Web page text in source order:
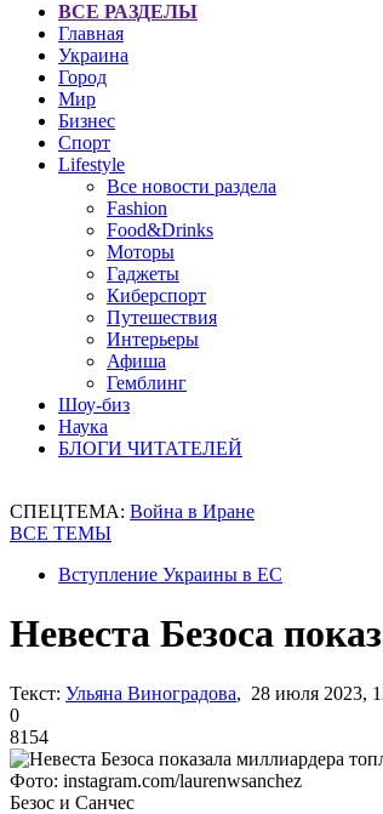
ВСЕ РАЗДЕЛЫ
Главная
Украина
Город
Мир
Бизнес
Спорт
Lifestyle
Все новости раздела
Fashion
Food&Drinks
Моторы
Гаджеты
Киберспорт
Путешествия
Интерьеры
Афиша
Гемблинг
Шоу-биз
Наука
БЛОГИ ЧИТАТЕЛЕЙ
СПЕЦТЕМА: Война в Иране
ВСЕ ТЕМЫ
Вступление Украины в ЕС
Невеста Безоса
Текст: Ульяна Виноградова, 28 июля 2023,
0
8154
Фото: instagram.com/laurenwsanchez
Безос и Санчес